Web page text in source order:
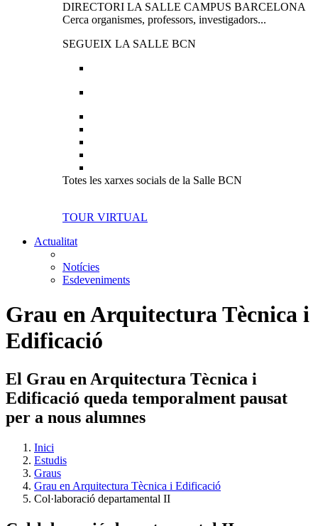
DIRECTORI LA SALLE CAMPUS BARCELONA
Cerca organismes, professors, investigadors...
SEGUEIX LA SALLE BCN
Totes les xarxes socials de la Salle BCN
TOUR VIRTUAL
Actualitat
Notícies
Esdeveniments
Grau en Arquitectura Tècnica i
Edificació
El Grau en Arquitectura Tècnica i
Edificació queda temporalment pausat
per a nous alumnes
Inici
Estudis
Graus
Grau en Arquitectura Tècnica i Edificació
Col·laboració departamental II